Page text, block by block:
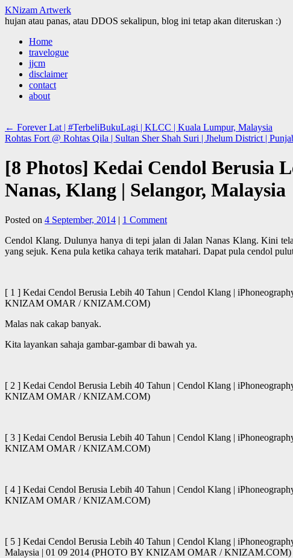
KNizam Artwerk
hujan atau panas, atau DDOS sekalipun, blog ini tetap akan diteruskan :)
Skip
content
Home
travelogue
jjcm
disclaimer
contact
about
← Forever Lat | #TerbeliBukuLagi | KLCC | Kuala Lumpur, Malaysia
Rohtas Fort @ Rohtas Qila | Sultan Sher Shah Suri | Jhelum District |
[8 Photos] Kedai Cendol Berusia
Nanas, Klang | Selangor, Malaysia
Posted on 4 September, 2014 | 1 Comment
Cendol Klang. Dulunya hanya di tepi jalan di Jalan Nanas Klang. Kini
yang sejuk. Kena pula ketika cahaya terik matahari. Dapat pula cendol
[ 1 ] Kedai Cendol Berusia Lebih 40 Tahun | Cendol Klang |
KNIZAM OMAR / KNIZAM.COM)
Malas nak cakap banyak.
Kita layankan sahaja gambar-gambar di bawah ya.
[ 2 ] Kedai Cendol Berusia Lebih 40 Tahun | Cendol Klang |
KNIZAM OMAR / KNIZAM.COM)
[ 3 ] Kedai Cendol Berusia Lebih 40 Tahun | Cendol Klang |
KNIZAM OMAR / KNIZAM.COM)
[ 4 ] Kedai Cendol Berusia Lebih 40 Tahun | Cendol Klang |
KNIZAM OMAR / KNIZAM.COM)
[ 5 ] Kedai Cendol Berusia Lebih 40 Tahun | Cendol Klang |
Malaysia | 01 09 2014 (PHOTO BY KNIZAM OMAR / KNIZAM.COM)